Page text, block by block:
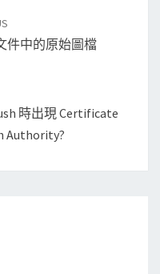
件中的原始圖檔
時出現 Certificate
Authority?